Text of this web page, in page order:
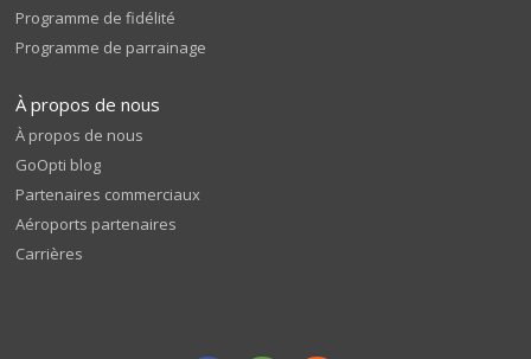
Programme de fidélité
Programme de parrainage
À propos de nous
À propos de nous
GoOpti blog
Partenaires commerciaux
Aéroports partenaires
Carrières